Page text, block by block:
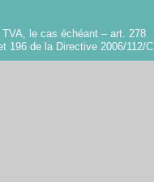
le cas échéant – art. 278
196 de la Directive 2006/112/